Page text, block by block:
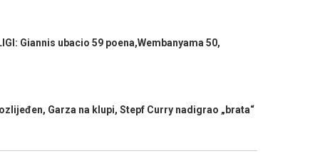
Giannis ubacio 59 poena,Wembanyama 50,
Garza na klupi, Stepf Curry nadigrao „brata“